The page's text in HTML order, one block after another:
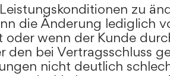
zu
die Änderung lediglich
oder wenn der Kunde
den bei Vertragsschluss
nicht deutlich